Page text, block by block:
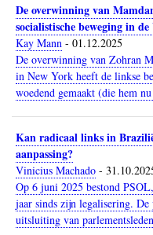
De overwinning van
socialistische beweging in
Kay Mann - 01.12.2025
De overwinning van Zohran
in New York heeft de linkse
woedend gemaakt (die hem
Kan radicaal links in
aanpassing?
Vinicius Machado -
Op 6 juni 2025 bestond
jaar sinds zijn legalisering.
uitsluiting van